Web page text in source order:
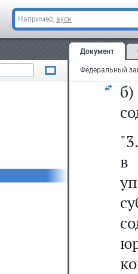
Например, аусн
Документ